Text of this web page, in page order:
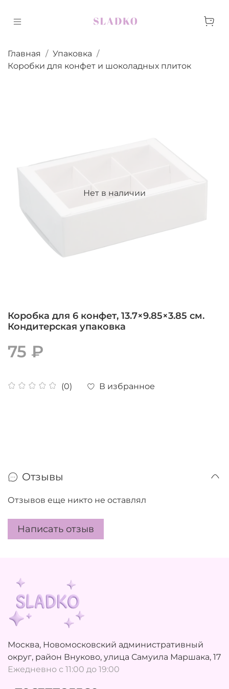
Главная
Упаковка
Коробки для конфет и шоколадных плиток
Нет в наличии
Коробка для 6 конфет, 13.7×9.85×3.85 см.
Кондитерская упаковка
(0) В избранное
75 ₽
Отзывы
Отзывов еще никто не оставлял
Написать отзыв
Москва, Новомосковский административный
округ, район Внуково, улица Самуила Маршака, 17
Ежедневно с 11:00 до 19:00